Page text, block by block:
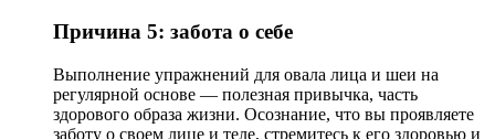
Причина 5: забота о себе
Выполнение упражнений для овала лица и шеи на
регулярной основе — полезная привычка, часть
здорового образа жизни. Осознание, что вы проявляете
заботу о своем лице и теле, стремитесь к его здоровью и